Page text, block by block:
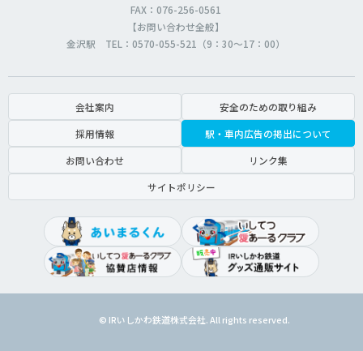
FAX：076-256-0561
【お問い合わせ全般】
金沢駅 TEL：0570-055-521（9：30～17：00）
会社案内
安全のための取り組み
採用情報
駅・車内広告の掲出について
お問い合わせ
リンク集
サイトポリシー
© IRいしかわ鉄道株式会社. All rights reserved.